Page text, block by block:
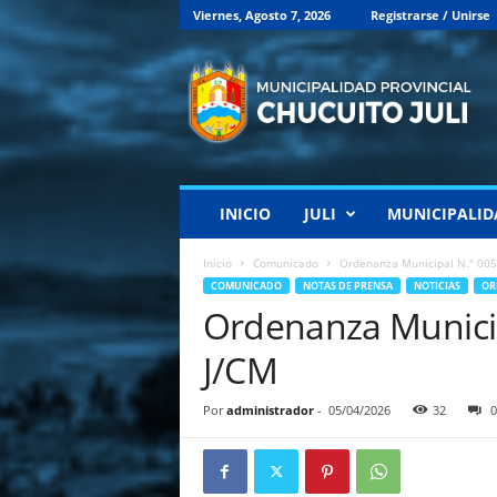
Viernes, Agosto 7, 2026 Registrarse / Unirse
M
n
p
l
d
P
i
INICIO JULI
Inicio Comunicado Ordenanza Municipal N.°
COMUNICADO NOTAS DE PRENSA NOTICIAS
Ordenanza
J/CM
Por administrador- 05/04/2026 32 0